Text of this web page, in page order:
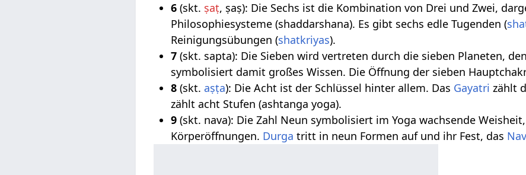
6 (skt. ṣaṭ, ṣaṣ): Die Sechs ist die Kombination von Drei und Zwei,
Philosophiesysteme (shaddarshana). Es gibt sechs edle Tugenden (
Reinigungsübungen (shatkriyas).
7 (skt. sapta): Die Sieben wird vertreten durch die sieben Planeten,
symbolisiert damit großes Wissen. Die Öffnung der sieben
8 (skt. aṣṭa): Die Acht ist der Schlüssel hinter allem. Das Gayatri zählt
zählt acht Stufen (ashtanga yoga).
9 (skt. nava): Die Zahl Neun symbolisiert im Yoga wachsende
Körperöffnungen. Durga tritt in neun Formen auf und ihr Fest, das